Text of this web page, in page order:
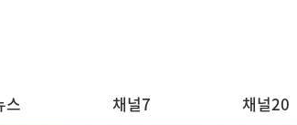
스 채널7 채널20